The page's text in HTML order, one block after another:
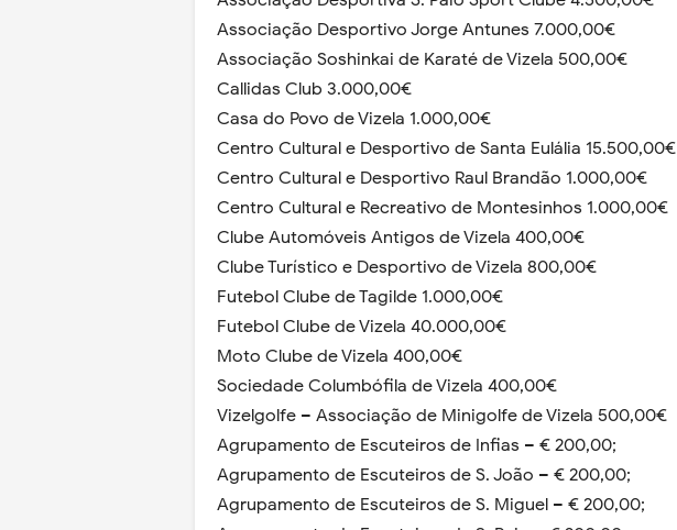
Associação Desportivo Jorge Antunes 7.000,00€
Associação Soshinkai de Karaté de Vizela 500,00€
Callidas Club 3.000,00€
Casa do Povo de Vizela 1.000,00€
Centro Cultural e Desportivo de Santa Eulália 15.500,00€
Centro Cultural e Desportivo Raul Brandão 1.000,00€
Centro Cultural e Recreativo de Montesinhos 1.000,00€
Clube Automóveis Antigos de Vizela 400,00€
Clube Turístico e Desportivo de Vizela 800,00€
Futebol Clube de Tagilde 1.000,00€
Futebol Clube de Vizela 40.000,00€
Moto Clube de Vizela 400,00€
Sociedade Columbófila de Vizela 400,00€
Vizelgolfe – Associação de Minigolfe de Vizela 500,00€
Agrupamento de Escuteiros de Infias – € 200,00;
Agrupamento de Escuteiros de S. João – € 200,00;
Agrupamento de Escuteiros de S. Miguel – € 200,00;